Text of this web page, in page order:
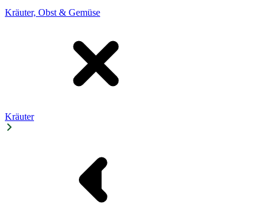
Kräuter, Obst & Gemüse
Kräuter